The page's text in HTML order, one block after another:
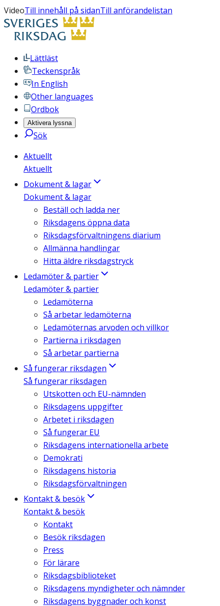
VideoTill innehåll på sidanTill anförandelistan
Lättläst
Teckenspråk
In English
Other languages
Ordbok
Aktivera lyssna
Sök
Aktuellt
Aktuellt
Dokument & lagar
Dokument & lagar
Beställ och ladda ner
Riksdagens öppna data
Riksdagsförvaltningens diarium
Allmänna handlingar
Hitta äldre riksdagstryck
Ledamöter & partier
Ledamöter & partier
Ledamöterna
Så arbetar ledamöterna
Ledamöternas arvoden och villkor
Partierna i riksdagen
Så arbetar partierna
Så fungerar riksdagen
Så fungerar riksdagen
Utskotten och EU-nämnden
Riksdagens uppgifter
Arbetet i riksdagen
Så fungerar EU
Riksdagens internationella arbete
Demokrati
Riksdagens historia
Riksdagsförvaltningen
Kontakt & besök
Kontakt & besök
Kontakt
Besök riksdagen
Press
För lärare
Riksdagsbiblioteket
Riksdagens myndigheter och nämnder
Riksdagens byggnader och konst